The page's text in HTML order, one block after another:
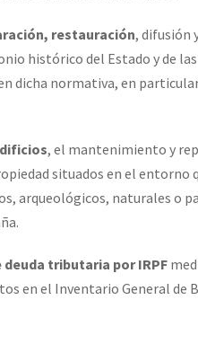
restauración, difusión
histórico del Estado y de
dicha normativa, en
, el mantenimiento y
situados en el entorno
arqueológicos, naturales o
deuda tributaria por IRPF
en el Inventario General de